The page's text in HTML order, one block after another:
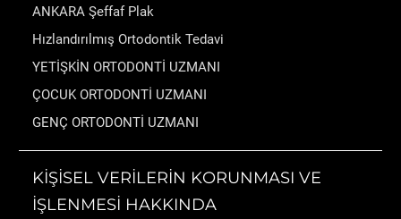
ANKARA Şeffaf Plak
Hızlandırılmış Ortodontik Tedavi
YETİŞKİN ORTODONTİ UZMANI
ÇOCUK ORTODONTİ UZMANI
GENÇ ORTODONTİ UZMANI
KİŞİSEL VERİLERİN KORUNMASI VE
İŞLENMESİ HAKKINDA